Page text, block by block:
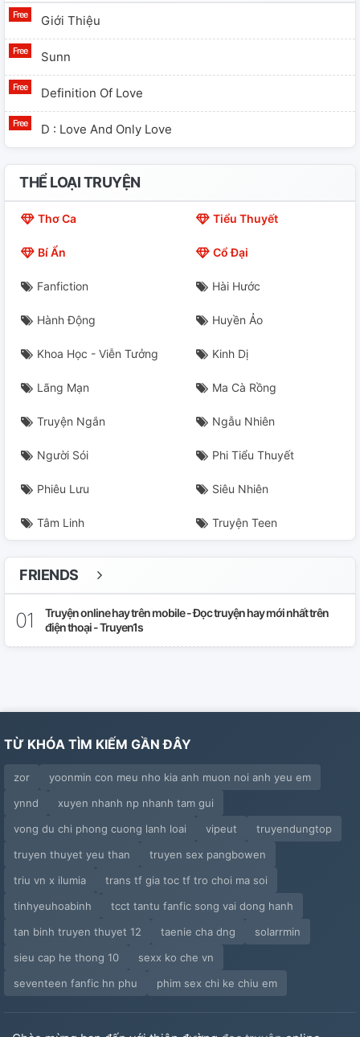
Giới Thiệu
Sunn
Definition Of Love
D : Love And Only Love
THỂ LOẠI TRUYỆN
Thơ Ca Tiểu Thuyết
Bí Ẩn Cổ Đại
Fanfiction Hài Hước
Hành Động Huyền Ảo
Khoa Học - Viễn Tưởng Kinh Dị
Lãng Mạn Ma Cà Rồng
Truyện Ngắn Ngẫu Nhiên
Người Sói Phi Tiểu Thuyết
Phiêu Lưu Siêu Nhiên
Tâm Linh Truyện Teen
FRIENDS
Truyện online hay trên mobile - Đọc truyện hay mới nhất trên
điện thoại - Truyen1s
TỪ KHÓA TÌM KIẾM GẦN ĐÂY
zor
yoonmin con meu nho kia anh muon noi anh yeu em
ynnd
xuyen nhanh np nhanh tam gui
vong du chi phong cuong lanh loai
vipeut
truyendungtop
truyen thuyet yeu than
truyen sex pangbowen
triu vn x ilumia
trans tf gia toc tf tro choi ma soi
tinhyeuhoabinh
tcct tantu fanfic song vai dong hanh
tan binh truyen thuyet 12
taenie cha dng
solarrmin
sieu cap he thong 10
sexx ko che vn
seventeen fanfic hn phu
phim sex chi ke chiu em